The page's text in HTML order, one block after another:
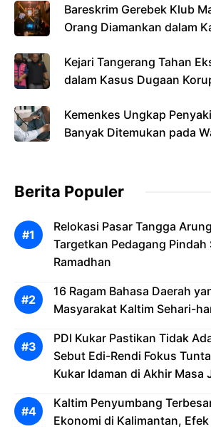
Bareskrim Gerebek Klub
Orang Diamankan dalam
Kejari Tangerang Tahan
dalam Kasus Dugaan
Kemenkes Ungkap
Banyak Ditemukan pada
Berita Populer
Relokasi Pasar Tangga
Targetkan Pedagang Pindah
Ramadhan
16 Ragam Bahasa Daerah
Masyarakat Kaltim Sehari-
PDI Kukar Pastikan Tidak
Sebut Edi-Rendi Fokus
Kukar Idaman di Akhir Masa
Kaltim Penyumbang
Ekonomi di Kalimantan,